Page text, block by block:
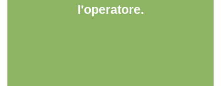
l'operatore.